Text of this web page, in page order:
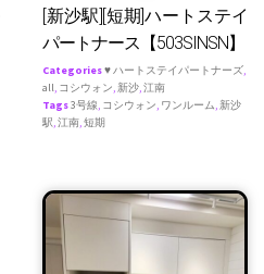
[新沙駅][短期]ハートステイ
パートナース【503SINSN】
Categories♥ ハートステイパートナーズ,
all, コシウォン,新沙,江南
Tags3号線, コシウォン, ワンルーム,新沙
駅,江南,短期